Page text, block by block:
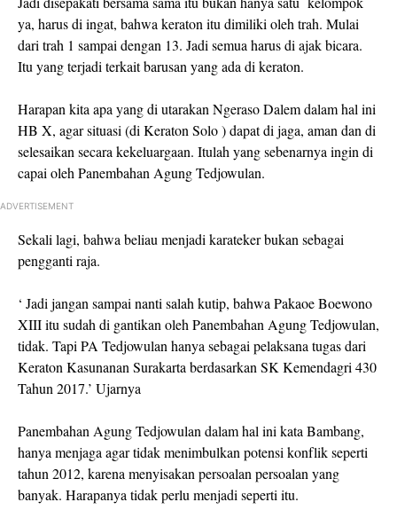
ya, harus di ingat, bahwa keraton itu dimiliki oleh trah. Mulai
dari trah 1 sampai dengan 13. Jadi semua harus di ajak bicara.
Itu yang terjadi terkait barusan yang ada di keraton.
Harapan kita apa yang di utarakan Ngeraso Dalem dalam hal ini
HB X, agar situasi (di Keraton Solo ) dapat di jaga, aman dan di
selesaikan secara kekeluargaan. Itulah yang sebenarnya ingin di
capai oleh Panembahan Agung Tedjowulan.
ADVERTISEMENT
Sekali lagi, bahwa beliau menjadi karateker bukan sebagai
pengganti raja.
‘ Jadi jangan sampai nanti salah kutip, bahwa Pakaoe Boewono
XIII itu sudah di gantikan oleh Panembahan Agung Tedjowulan,
tidak. Tapi PA Tedjowulan hanya sebagai pelaksana tugas dari
Keraton Kasunanan Surakarta berdasarkan SK Kemendagri 430
Tahun 2017.’ Ujarnya
Panembahan Agung Tedjowulan dalam hal ini kata Bambang,
hanya menjaga agar tidak menimbulkan potensi konflik seperti
tahun 2012, karena menyisakan persoalan persoalan yang
banyak. Harapanya tidak perlu menjadi seperti itu.